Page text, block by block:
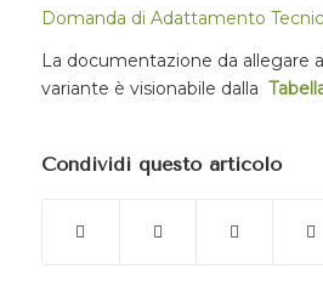
Domanda di Adattamento
La documentazione da allegare
variante è visionabile dalla
Condividi questo articolo